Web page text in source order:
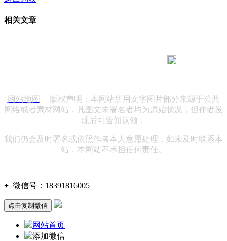
相关文章
网站地图
| 版权声明：本网站所用文字图片部分来源于公共
网络或者素材网站，凡图文未署名者均为原始状况，但作者发
现后可告知认领，
我们仍会及时署名或依照作者本人意愿处理，如未及时联系本
站，本网站不承担任何责任。
+ 微信号： 18391816005
点击复制微信
网站首页
添加微信